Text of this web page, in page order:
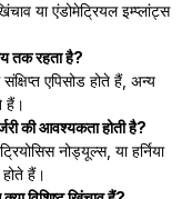
या एंडोमेट्रियल इम्प्लांट्स
तक रहता है?
एपिसोड होते हैं, अन्य
हैं।
की आवश्यकता होती है?
नोड्यूल्स, या हर्निया
हैं।